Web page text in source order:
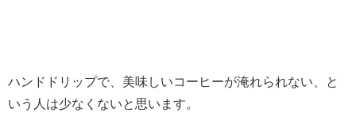
ハンドドリップで、美味しいコーヒーが淹れられない、と
いう人は少なくないと思います。